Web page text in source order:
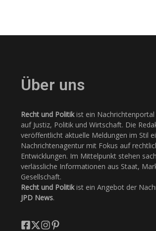
Über uns
Recht und Politikist ein
auf Justiz, Politik und Wirtschaft. Die
veröffentlicht aktuelle Meldungen im Stil
Nachrichtenagentur mit Fokus auf
Entwicklungen. Im Mittelpunkt stehen
verlässliche Informationen aus Staat,
Gesellschaft.
Recht und Politikist ein Angebot der
JPD News.